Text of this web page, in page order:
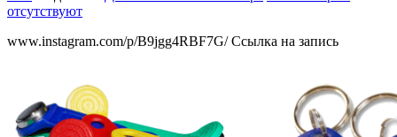
отсутствуют
www.instagram.com/p/B9jgg4RBF7G/ Ссылка на запись